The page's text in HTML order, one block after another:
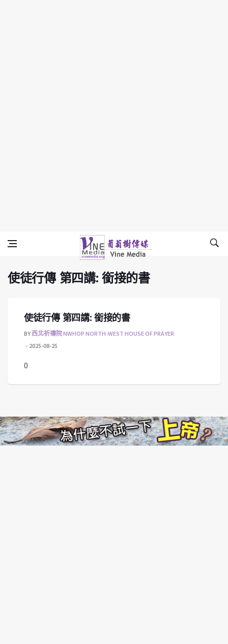
使徒行傳 第四講: 銜接的書
Vine Media
葡萄樹傳媒
使徒行傳 第四講: 銜接的書
使徒行傳 第四講: 銜接的書
BY西北祈禱院 NWHOP NORTH-WEST HOUSE OF PRAYER
2025-08-25
0